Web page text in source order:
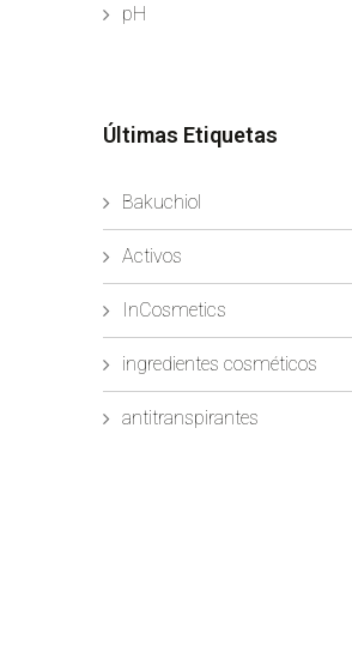
pH
Últimas Etiquetas
Bakuchiol
Activos
InCosmetics
ingredientes cosméticos
antitranspirantes